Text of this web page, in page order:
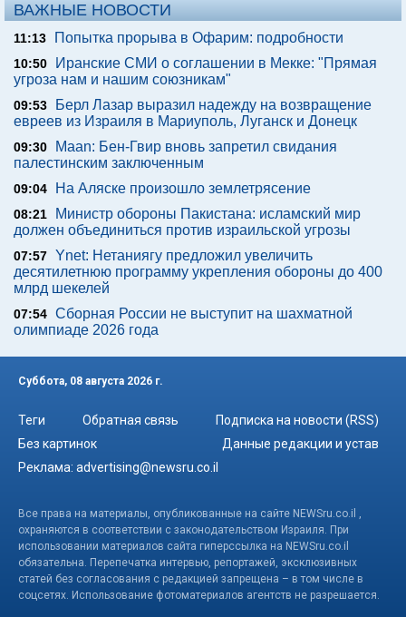
ВАЖНЫЕ НОВОСТИ
11:13 Попытка прорыва в Офарим: подробности
10:50
Иранские СМИ о соглашении в Мекке: "Прямая
угроза нам и нашим союзникам"
09:53
Берл Лазар выразил надежду на возвращение
евреев из Израиля в Мариуполь, Луганск и Донецк
09:30
Maan: Бен-Гвир вновь запретил свидания
палестинским заключенным
09:04 На Аляске произошло землетрясение
08:21
Министр обороны Пакистана: исламский мир
должен объединиться против израильской угрозы
07:57 Ynet: Нетаниягу предложил увеличить
десятилетнюю программу укрепления обороны до 400
млрд шекелей
07:54 Сборная России не выступит на шахматной
олимпиаде 2026 года
Суббота, 08 августа 2026 г.
Теги Обратная связь
Подписка на новости (RSS)
Без картинок
Данные редакции и устав
Реклама: advertising@newsru.co.il
Все права на материалы, опубликованные на сайте NEWSru.co.il ,
охраняются в соответствии с законодательством Израиля. При
использовании материалов сайта гиперссылка на NEWSru.co.il
обязательна. Перепечатка интервью, репортажей, эксклюзивных
статей без согласования с редакцией запрещена – в том числе в
соцсетях. Использование фотоматериалов агентств не разрешается.